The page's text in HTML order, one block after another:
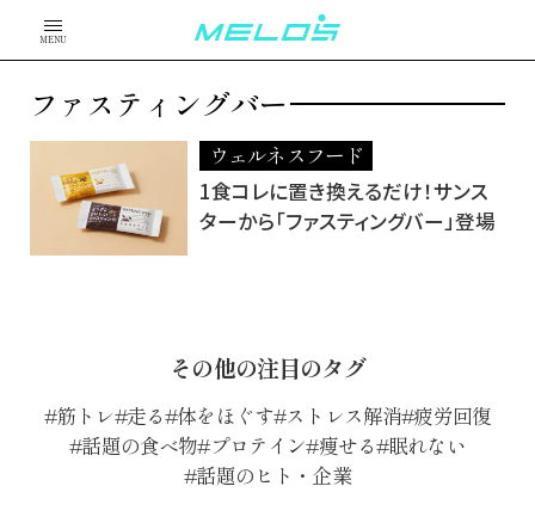
MENU
ファスティングバー
ウェルネスフード
1食コレに置き換えるだけ！サンス
ターから「ファスティングバー」登場
その他の注目のタグ
筋トレ 走る 体をほぐす ストレス解消 疲労回復
話題の食べ物 プロテイン 痩せる 眠れない
話題のヒト・企業